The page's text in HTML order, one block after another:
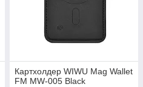
Картхолдер WIWU Mag Wallet
FM MW-005 Black